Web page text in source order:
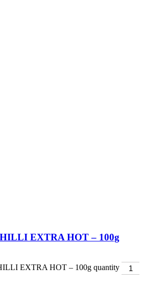
EXTRA HOT – 100g
EXTRA HOT – 100g quantity